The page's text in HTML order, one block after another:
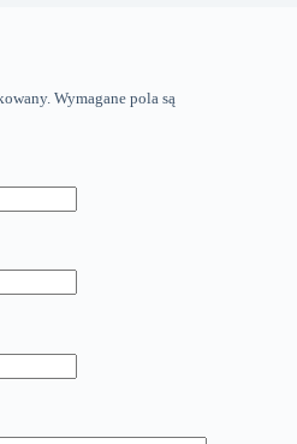
Wymagane pola są